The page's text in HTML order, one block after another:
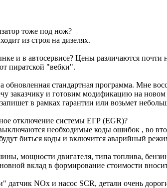
тоже под нож?
из строя на дизелях.
и в автосервисе? Цены различаются почти
пиратской "вебки".
обновленная стандартная программа. Мне
заказчику и готовим модификацию на
в рамках гарантии или возьмет
отключение системы ЕГР (EGR)?
необходимые коды ошибок , во
биться коды и включится аварийный
мощности двигателя, типа топлива,
вклад в формирование стоимости
датчик NOx и насос SCR, детали очень